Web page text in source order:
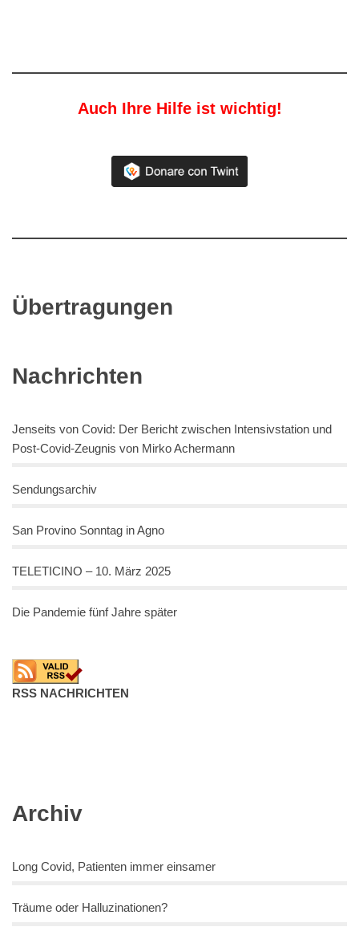
Auch Ihre Hilfe ist wichtig!
Übertragungen
Nachrichten
Jenseits von Covid: Der Bericht zwischen Intensivstation und
Post-Covid-Zeugnis von Mirko Achermann
Sendungsarchiv
San Provino Sonntag in Agno
TELETICINO – 10. März 2025
Die Pandemie fünf Jahre später
RSS NACHRICHTEN
Archiv
Long Covid, Patienten immer einsamer
Träume oder Halluzinationen?